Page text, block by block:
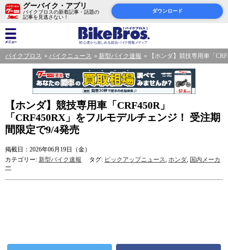
グーバイク・アプリ
バイクブロスの新着記事・話題の
記事を見逃さない！
ダウンロード
バイクブロス バイクニュース 新型バイク速報 【ホンダ】競技専用車「
【ホンダ】競技専用車「CRF450R」
「CRF450RX」をフルモデルチェンジ！ 受注期
間限定で9/4発売
掲載日：2026年06月19日（金）
カテゴリー: 新型バイク速報 タグ: ピックアップニュース, ホンダ, 国内メーカ
ー